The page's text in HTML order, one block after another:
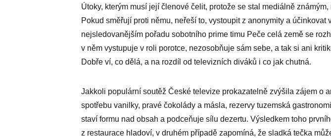
Útoky, kterým musí její členové čelit, protože se stal mediálně známým,
Pokud směřují proti němu, neřeší to, vystoupit z anonymity a účinkovat
nejsledovanějším pořadu sobotního prime timu Peče celá země se
v něm vystupuje v roli porotce, nezosobňuje sám sebe, a tak si ani
Dobře ví, co dělá, a na rozdíl od televizních diváků i co jak chutná.
Jakkoli populární soutěž České televize prokazatelně zvýšila zájem o
spotřebu vanilky, pravé čokolády a másla, rezervy tuzemská
staví formu nad obsah a podceňuje sílu dezertu. Výsledkem toho
z restaurace hladoví, v druhém případě zapomíná, že sladká tečka